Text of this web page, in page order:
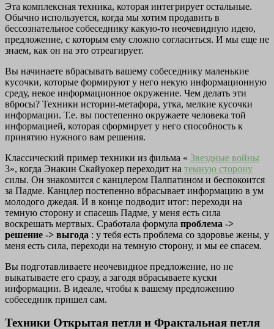
Эта комплексная техника, которая интегрирует остальные.
Обычно используется, когда мы хотим продавить в
бессознательное собеседнику какую-то неочевидную идею,
предложение, с которым ему сложно согласиться. И мы еще не
знаем, как он на это отреагирует.
Вы начинаете вбрасывать вашему собеседнику маленькие
кусочки, которые формируют у него некую информационную
среду, некое информационное окружение. Чем делать эти
вбросы? Техники истории-метафора, утка, мелкие кусочки
информации. Т.е. вы постепенно окружаете человека той
информацией, которая сформирует у него способность к
принятию нужного вам решения.
Классический пример техники из фильма « Звездные войны
3», когда Энакин Скайуокер переходит на темную сторону
силы. Он знакомится с канцлером Палпатином и беспокоится
за Падме. Канцлер постепенно вбрасывает информацию в ум
молодого джедая. И в конце подводит итог: переходи на
темную сторону и спасешь Падме, у меня есть сила
воскрешать мертвых. Сработала формула проблема ->
решение -> выгода : у тебя есть проблема со здоровье жены, у
меня есть сила, переходи на темную сторону, и мы ее спасем.
Вы подготавливаете неочевидное предложение, но не
выкатываете его сразу, а загодя вбрасываете куски
информации. В идеале, чтобы к вашему предложению
собеседник пришел сам.
Техники Открытая петля и Фрактальная петля